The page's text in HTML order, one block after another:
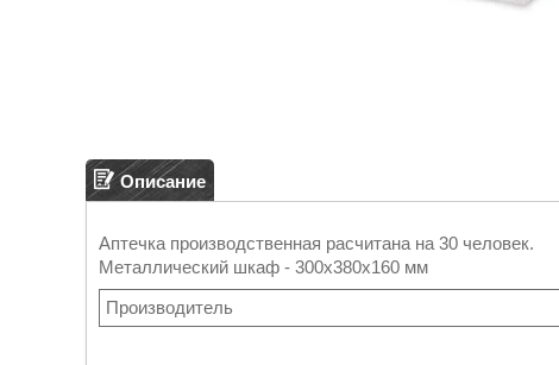
Описание
Аптечка производственная расчитана на 30 человек.
Металлический шкаф - 300x380x160 мм
Производитель